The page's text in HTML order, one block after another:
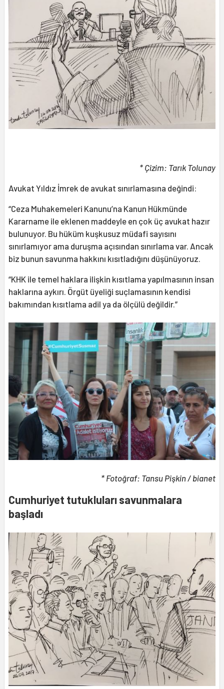
* Çizim: Tarık Tolunay
Avukat Yıldız İmrek de avukat sınırlamasına değindi:
“Ceza Muhakemeleri Kanunu’na Kanun Hükmünde
Kararname ile eklenen maddeyle en çok üç avukat hazır
bulunuyor. Bu hüküm kuşkusuz müdafi sayısını
sınırlamıyor ama duruşma açısından sınırlama var. Ancak
biz bunun savunma hakkını kısıtladığını düşünüyoruz.
“KHK ile temel haklara ilişkin kısıtlama yapılmasının insan
haklarına aykırı. Örgüt üyeliği suçlamasının kendisi
bakımından kısıtlama adil ya da ölçülü değildir.”
* Fotoğraf: Tansu Pişkin / bianet
Cumhuriyet tutukluları savunmalara
başladı